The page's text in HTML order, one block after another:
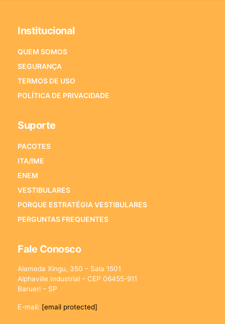
Institucional
QUEM SOMOS
SEGURANÇA
TERMOS DE USO
POLÍTICA DE PRIVACIDADE
Suporte
PACOTES
ITA/IME
ENEM
VESTIBULARES
PORQUE ESTRATÉGIA VESTIBULARES
PERGUNTAS FREQUENTES
Fale Conosco
Alameda Xingu, 350 – Sala 1501
Alphaville Industrial – CEP 06455-911
Barueri – SP
E-mail: [email protected]